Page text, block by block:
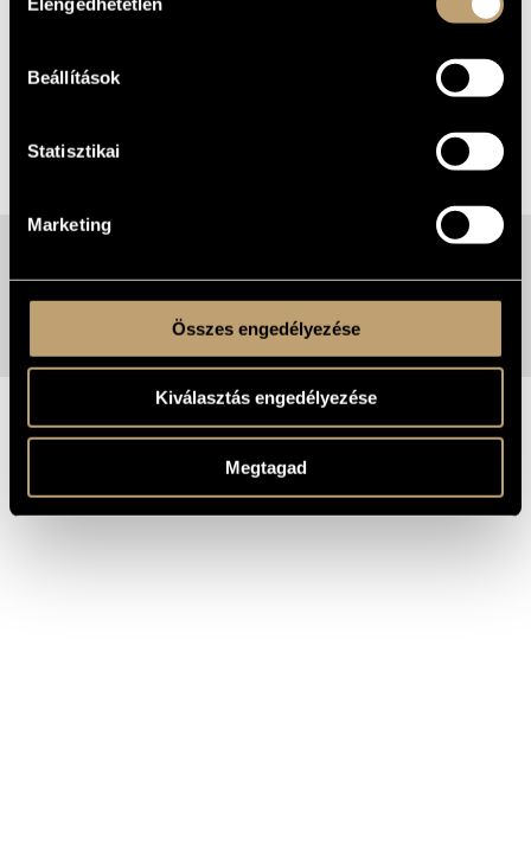
kiválasztása
Beállítások
Statisztikai
Marketing
Összes engedélyezése
Kiválasztás engedélyezése
Megtagad
A programra a belépés díjtalan.
A helyfoglalás érkezési
sorrendben történik.
2025 AUGUSZTUS 21